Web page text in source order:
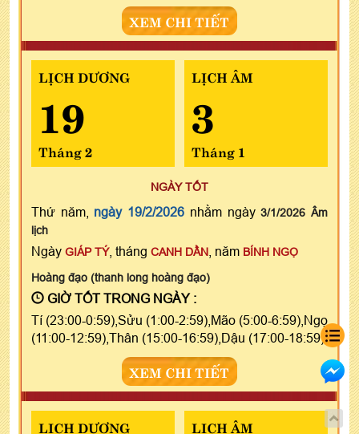
XEM CHI TIẾT
LỊCH DƯƠNG
19
Tháng 2
LỊCH ÂM
3
Tháng 1
NGÀY TỐT
Thứ năm, ngày 19/2/2026 nhằm ngày3/1/2026 Âm
lịch
Ngày GIÁP TÝ, tháng CANH DẦN , năm BÍNH NGỌ
Hoàng đạo (thanh long hoàng đạo)
GIỜ TỐT TRONG NGÀY :
Tí (23:00-0:59),Sửu (1:00-2:59),Mão (5:00-6:59),Ngọ
(11:00-12:59),Thân (15:00-16:59),Dậu (17:00-18:59)
XEM CHI TIẾT
LỊCH DƯƠNG LỊCH ÂM